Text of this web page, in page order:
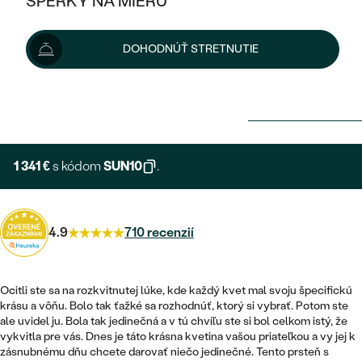
KOMBINOVANÉ ZLATO
PODĽA ŠTÝLU
ETERNITY
VYKROJENÉ
VINTAGE
NETRADIČNÉ
TEPANÉ
POSTRANNÉ DRAHOKAMY
HALO
VINTAGE
SET ZÁSNUBNÉHO PRSTEŇA A
NETRADIČNÉ
ZOSTAVTE SI PRSTEŇ
ZAČAŤ S PRSTEŇOM
VÝPREDAJ
ŠPERKY ČO POMÁHAJÚ
NÁUŠNICE
PRSTENE
PRÍVESKY
SETY
PÁNSKE ŠPERKY
PLATINOVÉ
NAPICHOVACIE
MINIMALISTICKÉ
VISIACE
SOLITÉR
V TVARE SRDCA
ZLATÉ
STRIEBORNÉ
PODĽA ŠTÝLU
SOLITÉR
NARODENIE DIEŤAŤA
SO ZNAMENÍM ZVEROKRUHU
MINIMALISTICKÉ
VÝPREDAJ
STRIEBORNÉ
PODĽA ŠTÝLU
ETERNITY
MINIMALISTICKÉ
DOHODNÚŤ STRETNUTIE
1 490 €
1 341 €s kódom SUN10 .
4.9 710 recenzií
Ocitli ste sa na rozkvitnutej lúke, kde každý kvet mal svoju špecifickú
krásu a vôňu. Bolo tak ťažké sa rozhodnúť, ktorý si vybrať. Potom ste
ale uvidel ju. Bola tak jedinečná a v tú chvíľu ste si bol celkom istý, že
vykvitla pre vás. Dnes je táto krásna kvetina vašou priateľkou a vy jej k
zásnubnému dňu chcete darovať niečo jedinečné. Tento prsteň s